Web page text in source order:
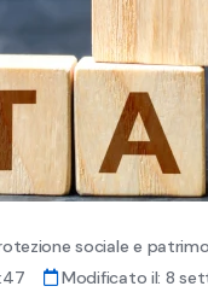
sociale e
Modificato il: 8